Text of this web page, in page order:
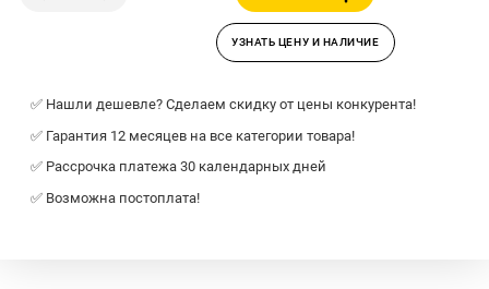
УЗНАТЬ ЦЕНУ И НАЛИЧИЕ
✅ Нашли дешевле? Сделаем скидку от цены конкурента!
✅ Гарантия 12 месяцев на все категории товара!
✅ Рассрочка платежа 30 календарных дней
✅ Возможна постоплата!